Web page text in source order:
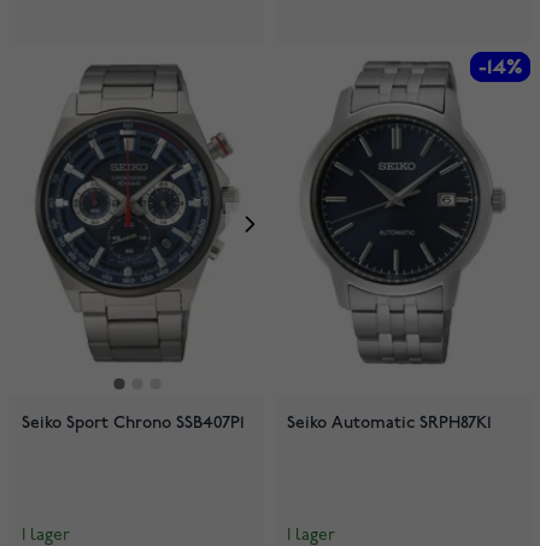
Seiko Sport Chrono SSB407P1
I lager
-14%
-14%
Seiko Automatic SRPH87K1
I lager